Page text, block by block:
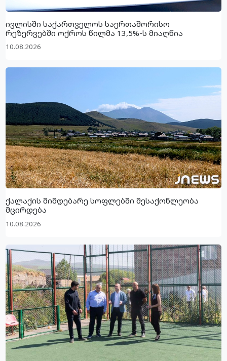
ივლისში საქართველოს საერთაშორისო
რეზერვებში ოქროს წილმა 13,5%-ს მიაღწია
10.08.2026
ქალაქის მიმდებარე სოფლებში მესაქონლეობა
მცირდება
10.08.2026